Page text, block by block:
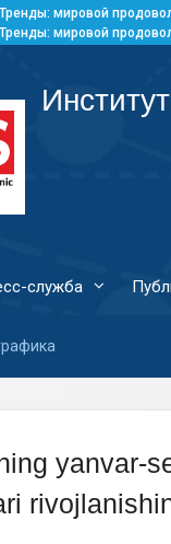
мировой
мировой
служба
yanvar-